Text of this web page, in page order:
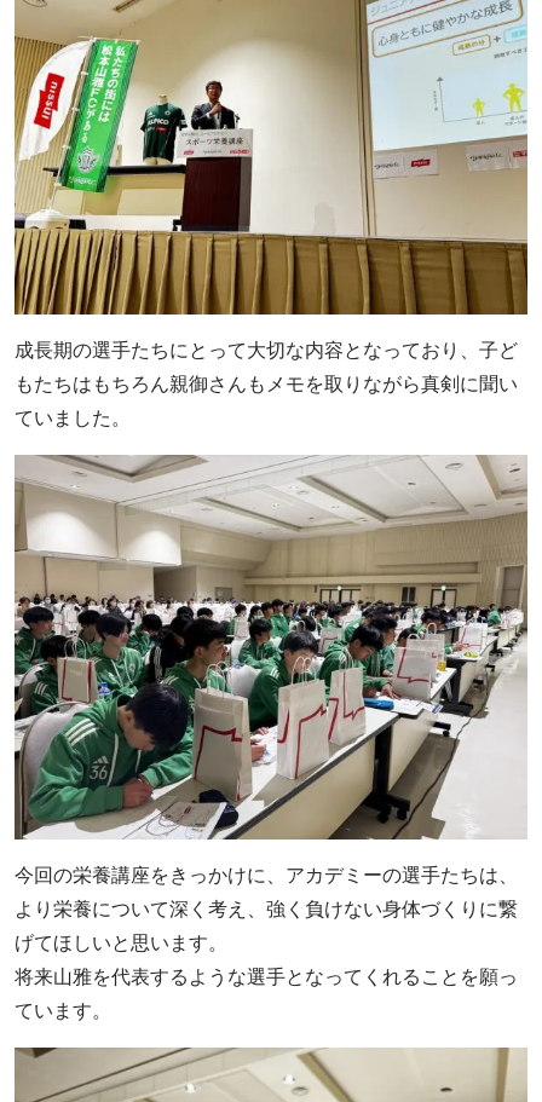
成長期の選手たちにとって大切な内容となっており、子ど
もたちはもちろん親御さんもメモを取りながら真剣に聞い
ていました。
今回の栄養講座をきっかけに、アカデミーの選手たちは、
より栄養について深く考え、強く負けない身体づくりに繋
げてほしいと思います。
将来山雅を代表するような選手となってくれることを願っ
ています。